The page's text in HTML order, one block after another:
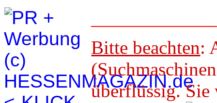
Bitte beachten:
überflüssig.